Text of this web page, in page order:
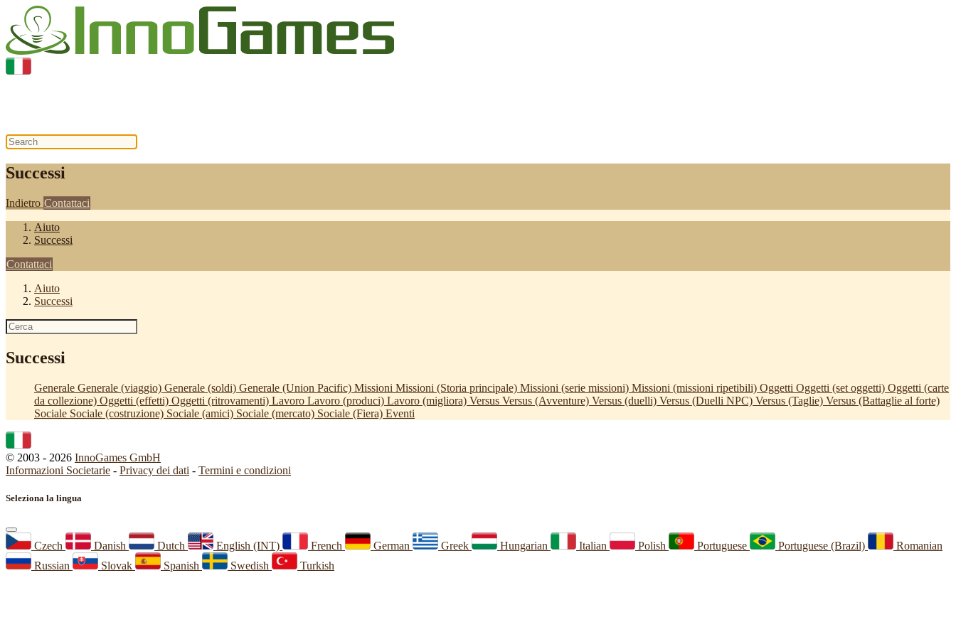
Successi
Indietro Contattaci
Aiuto
Successi
Contattaci
Aiuto
Successi
Successi
Generale Generale (viaggio) Generale (soldi) Generale (Union Pacific) Missioni Missioni (Storia principale) Missioni (serie missioni) Missioni (missioni ripetibili) Oggetti Oggetti (set oggetti) Oggetti (carte
da collezione) Oggetti (effetti) Oggetti (ritrovamenti) Lavoro Lavoro (produci) Lavoro (migliora) Versus Versus (Avventure) Versus (duelli) Versus (Duelli NPC) Versus (Taglie) Versus (Battaglie al forte)
Sociale Sociale (costruzione) Sociale (amici) Sociale (mercato) Sociale (Fiera) Eventi
© 2003 - 2026 InnoGames GmbH
Informazioni Societarie - Privacy dei dati - Termini e condizioni
Seleziona la lingua
Czech Danish Dutch English (INT) French German Greek Hungarian Italian Polish Portuguese Portuguese (Brazil)
Romanian
Russian
Slovak Spanish Swedish Turkish